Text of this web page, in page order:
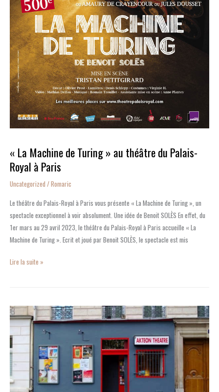
« La Machine de Turing » au théâtre du Palais-
Royal à Paris
Uncategorized /Romaric
Le théâtre du Palais-Royal à Paris vous présente « La Machine de Turing », un
spectacle exceptionnel à voir absolument. Une idée de Benoit SOLÈS En effet, du
1er mars au 29 avril 2023, le théâtre du Palais-Royal à Paris accueille « La
Machine de Turing ». Ecrit et joué par Benoit SOLÈS, le spectacle est mis
Lire la suite »
Aktéon
Théâtre
un
lieu
intime
pour